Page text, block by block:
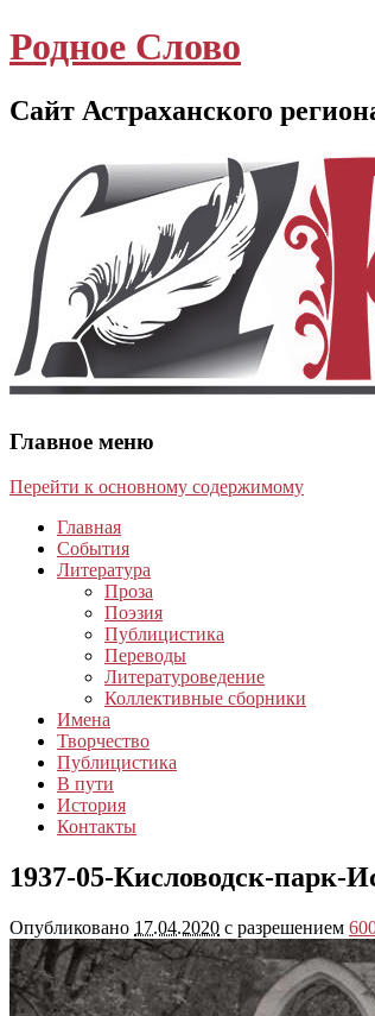
Родное Слово
Сайт Астраханского
Главное меню
Перейти к основному содержимому
Главная
События
Литература
Проза
Поэзия
Публицистика
Переводы
Литературоведение
Коллективные сборники
Имена
Творчество
Публицистика
В пути
История
Контакты
1937-05-Кисловодск-парк-
Опубликовано 17.04.2020 с разрешением